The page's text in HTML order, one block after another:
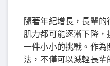
隨著年紀增長，長輩
肌力都可能逐漸下降
一件小小的挑戰。作為
法，不僅可以減輕長